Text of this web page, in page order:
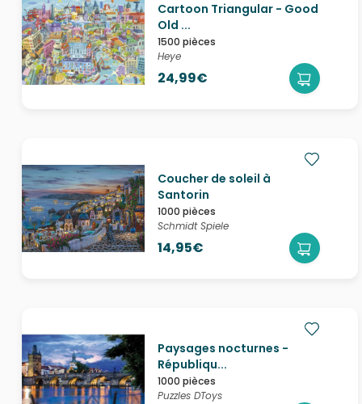
Cartoon Triangular - Good
Old ...
1500 pièces
Heye
24,99€
Coucher de soleil à
Santorin
1000 pièces
Schmidt Spiele
14,95€
Paysages nocturnes -
Républiqu...
1000 pièces
Puzzles DToys